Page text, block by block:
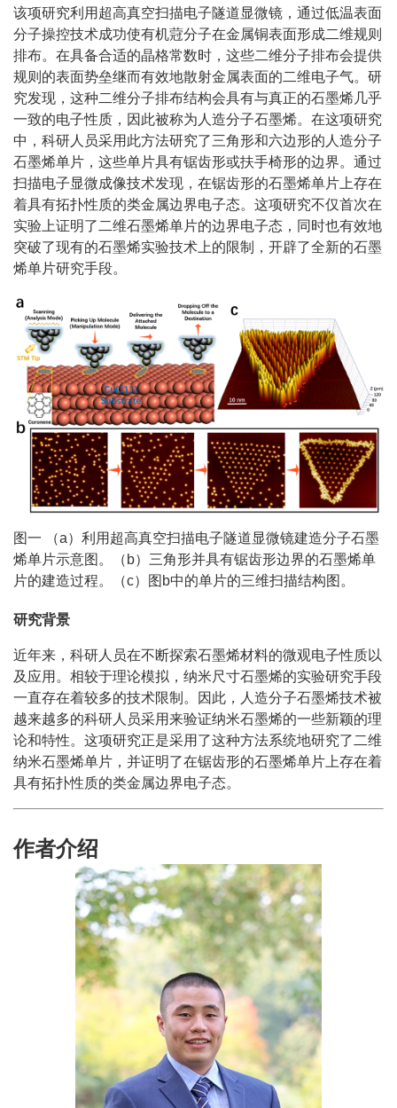
该项研究利用超高真空扫描电子隧道显微镜，通过低温表面
分子操控技术成功使有机蒄分子在金属铜表面形成二维规则
排布。在具备合适的晶格常数时，这些二维分子排布会提供
规则的表面势垒继而有效地散射金属表面的二维电子气。研
究发现，这种二维分子排布结构会具有与真正的石墨烯几乎
一致的电子性质，因此被称为人造分子石墨烯。在这项研究
中，科研人员采用此方法研究了三角形和六边形的人造分子
石墨烯单片，这些单片具有锯齿形或扶手椅形的边界。通过
扫描电子显微成像技术发现，在锯齿形的石墨烯单片上存在
着具有拓扑性质的类金属边界电子态。这项研究不仅首次在
实验上证明了二维石墨烯单片的边界电子态，同时也有效地
突破了现有的石墨烯实验技术上的限制，开辟了全新的石墨
烯单片研究手段。
图一 （a）利用超高真空扫描电子隧道显微镜建造分子石墨
烯单片示意图。（b）三角形并具有锯齿形边界的石墨烯单
片的建造过程。（c）图b中的单片的三维扫描结构图。
研究背景
近年来，科研人员在不断探索石墨烯材料的微观电子性质以
及应用。相较于理论模拟，纳米尺寸石墨烯的实验研究手段
一直存在着较多的技术限制。因此，人造分子石墨烯技术被
越来越多的科研人员采用来验证纳米石墨烯的一些新颖的理
论和特性。这项研究正是采用了这种方法系统地研究了二维
纳米石墨烯单片，并证明了在锯齿形的石墨烯单片上存在着
具有拓扑性质的类金属边界电子态。
作者介绍